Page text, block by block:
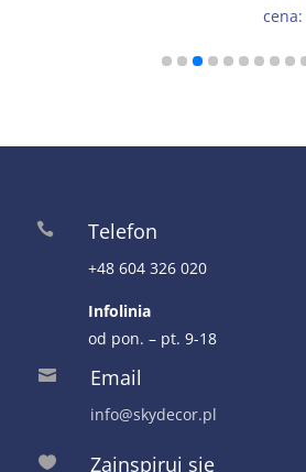
cena:
 Telefon
+48 604 326 020
Infolinia
od pon. – pt. 9-18
 Email
info@skydecor.pl
 Zainspiruj się